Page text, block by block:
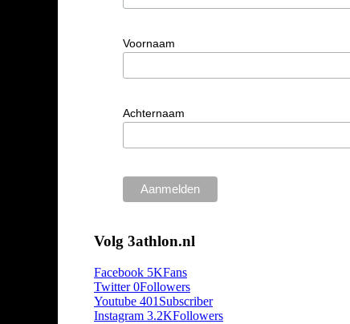
Voornaam
Achternaam
Volg 3athlon.nl
Facebook 5KFans
Twitter 0Followers
Youtube 401 Subscriber
Instagram 3.2KFollowers